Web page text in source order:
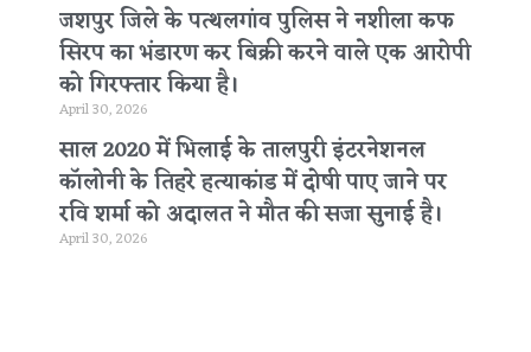
जशपुर जिले के पत्थलगांव पुलिस ने नशीला कफ
सिरप का भंडारण कर बिक्री करने वाले एक आरोपी
को गिरफ्तार किया है।
April 30, 2026
साल 2020 में भिलाई के तालपुरी इंटरनेशनल
कॉलोनी के तिहरे हत्याकांड में दोषी पाए जाने पर
रवि शर्मा को अदालत ने मौत की सजा सुनाई है।
April 30, 2026